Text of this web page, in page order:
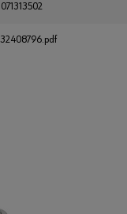
071313502
32408796.pdf